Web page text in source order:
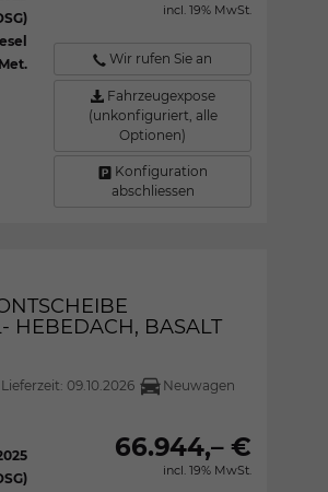
incl. 19% MwSt.
Wir rufen Sie an
Fahrzeugexpose
(unkonfiguriert, alle
Optionen)
Konfiguration
abschliessen
HEBEDACH, BASALT
09.10.2026
Neuwagen
66.944,– €
incl. 19% MwSt.